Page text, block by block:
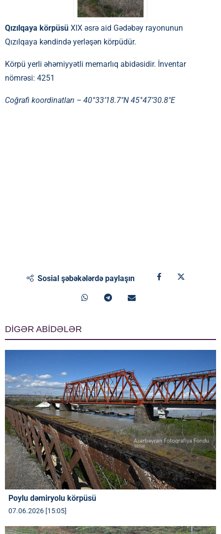
Qızılqaya körpüsü XIX əsrə aid Gədəbəy rayonunun
Qızılqaya kəndində yerləşən körpüdür.
Körpü yerli əhəmiyyətli memarlıq abidəsidir. İnventar
nömrəsi: 4251
Coğrafi koordinatları – 40°33’18.7″N 45°47’30.8″E
Sosial şəbəkələrdə paylaşın
DİGƏR ABİDƏLƏR
Poylu dəmiryolu körpüsü
07.06.2026 [15:05]